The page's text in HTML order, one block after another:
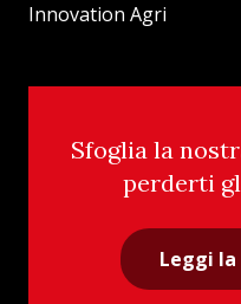
Innovation Agri
Sfoglia la
perderti
Leggi